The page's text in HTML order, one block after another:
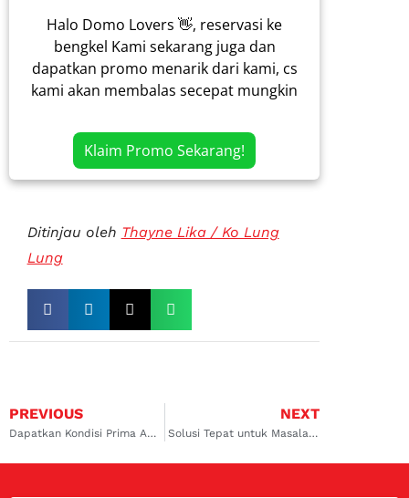
Halo Domo Lovers 👋, reservasi ke
bengkel Kami sekarang juga dan
dapatkan promo menarik dari kami, cs
kami akan membalas secepat mungkin
Klaim Promo Sekarang!
Ditinjau oleh Thayne Lika / Ko Lung
Lung
PREVIOUS
Dapatkan Kondisi Prima AC Mobil Dengan Mudah
NEXT
Solusi Tepat untuk Masalah AC Mobil Anda